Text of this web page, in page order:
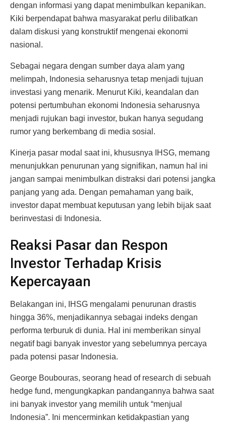
dengan informasi yang dapat menimbulkan kepanikan.
Kiki berpendapat bahwa masyarakat perlu dilibatkan
dalam diskusi yang konstruktif mengenai ekonomi
nasional.
Sebagai negara dengan sumber daya alam yang
melimpah, Indonesia seharusnya tetap menjadi tujuan
investasi yang menarik. Menurut Kiki, keandalan dan
potensi pertumbuhan ekonomi Indonesia seharusnya
menjadi rujukan bagi investor, bukan hanya segudang
rumor yang berkembang di media sosial.
Kinerja pasar modal saat ini, khususnya IHSG, memang
menunjukkan penurunan yang signifikan, namun hal ini
jangan sampai menimbulkan distraksi dari potensi jangka
panjang yang ada. Dengan pemahaman yang baik,
investor dapat membuat keputusan yang lebih bijak saat
berinvestasi di Indonesia.
Reaksi Pasar dan Respon
Investor Terhadap Krisis
Kepercayaan
Belakangan ini, IHSG mengalami penurunan drastis
hingga 36%, menjadikannya sebagai indeks dengan
performa terburuk di dunia. Hal ini memberikan sinyal
negatif bagi banyak investor yang sebelumnya percaya
pada potensi pasar Indonesia.
George Boubouras, seorang head of research di sebuah
hedge fund, mengungkapkan pandangannya bahwa saat
ini banyak investor yang memilih untuk “menjual
Indonesia”. Ini mencerminkan ketidakpastian yang